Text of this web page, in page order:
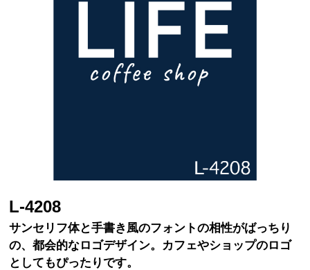
L-4208
サンセリフ体と手書き風のフォントの相性がばっちり
の、都会的なロゴデザイン。カフェやショップのロゴ
としてもぴったりです。